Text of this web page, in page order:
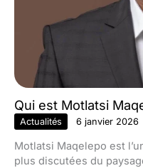
Qui est Motlatsi
Actualités 6 janvier 2026
Motlatsi Maqelepo est
plus discutées du